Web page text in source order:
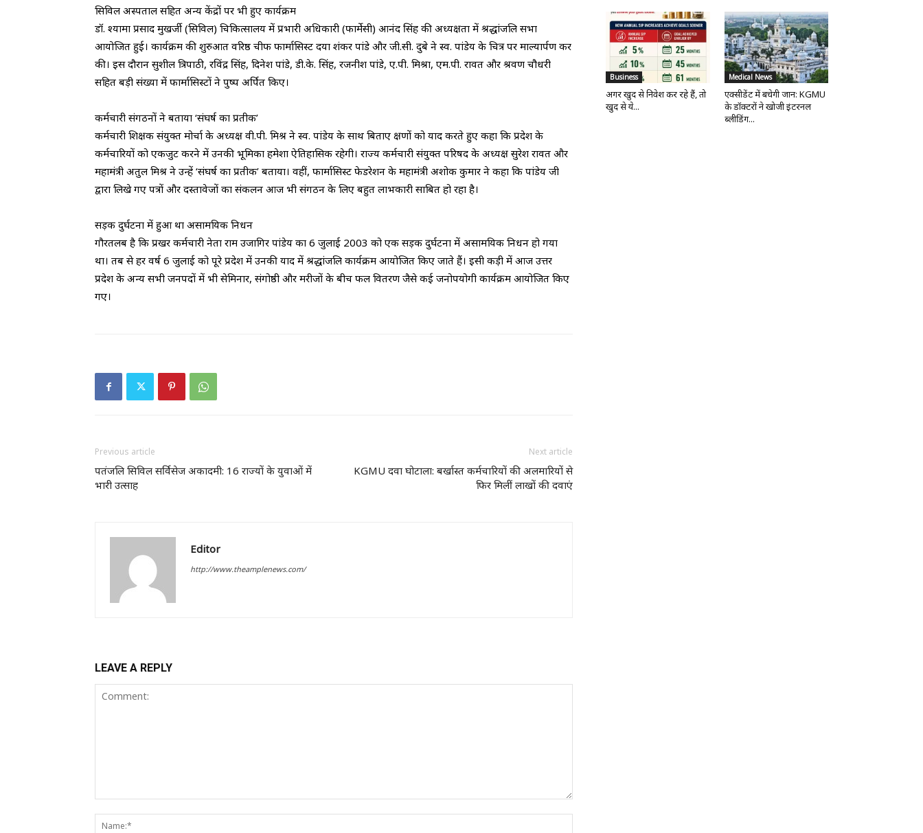
​सिविल अस्पताल सहित अन्य केंद्रों पर भी हुए कार्यक्रम
​डॉ. श्यामा प्रसाद मुखर्जी (सिविल) चिकित्सालय में प्रभारी अधिकारी (फार्मेसी) आनंद सिंह की अध्यक्षता में श्रद्धांजलि सभा
आयोजित हुई। कार्यक्रम की शुरुआत वरिष्ठ चीफ फार्मासिस्ट दया शंकर पांडे और जी.सी. दुबे ने स्व. पांडेय के चित्र पर माल्यार्पण कर
की। इस दौरान सुशील त्रिपाठी, रविंद्र सिंह, दिनेश पांडे, डी.के. सिंह, रजनीश पांडे, ए.पी. मिश्रा, एम.पी. रावत और श्रवण चौधरी
सहित बड़ी संख्या में फार्मासिस्टों ने पुष्प अर्पित किए।
​कर्मचारी संगठनों ने बताया ‘संघर्ष का प्रतीक’
​कर्मचारी शिक्षक संयुक्त मोर्चा के अध्यक्ष वी.पी. मिश्र ने स्व. पांडेय के साथ बिताए क्षणों को याद करते हुए कहा कि प्रदेश के
कर्मचारियों को एकजुट करने में उनकी भूमिका हमेशा ऐतिहासिक रहेगी। राज्य कर्मचारी संयुक्त परिषद के अध्यक्ष सुरेश रावत और
महामंत्री अतुल मिश्र ने उन्हें ‘संघर्ष का प्रतीक’ बताया। वहीं, फार्मासिस्ट फेडरेशन के महामंत्री अशोक कुमार ने कहा कि पांडेय जी
द्वारा लिखे गए पत्रों और दस्तावेजों का संकलन आज भी संगठन के लिए बहुत लाभकारी साबित हो रहा है।
​सड़क दुर्घटना में हुआ था असामयिक निधन
गौरतलब है कि प्रखर कर्मचारी नेता राम उजागिर पांडेय का 6 जुलाई 2003 को एक सड़क दुर्घटना में असामयिक निधन हो गया
था। तब से हर वर्ष 6 जुलाई को पूरे प्रदेश में उनकी याद में श्रद्धांजलि कार्यक्रम आयोजित किए जाते हैं। इसी कड़ी में आज उत्तर
प्रदेश के अन्य सभी जनपदों में भी सेमिनार, संगोष्ठी और मरीजों के बीच फल वितरण जैसे कई जनोपयोगी कार्यक्रम आयोजित किए
गए।
Previous article
पतंजलि सिविल सर्विसेज अकादमी: 16 राज्यों के युवाओं में
भारी उत्साह
Next article
KGMU दवा घोटाला: बर्खास्त कर्मचारियों की अलमारियों से
फिर मिलीं लाखों की दवाएं
Editor
http://www.theamplenews.com/
LEAVE A REPLY
Business
अगर खुद से निवेश कर रहे हैं, तो
खुद से ये...
Medical News
एक्सीडेंट में बचेगी जान: KGMU
के डॉक्टरों ने खोजी इंटरनल
ब्लीडिंग...